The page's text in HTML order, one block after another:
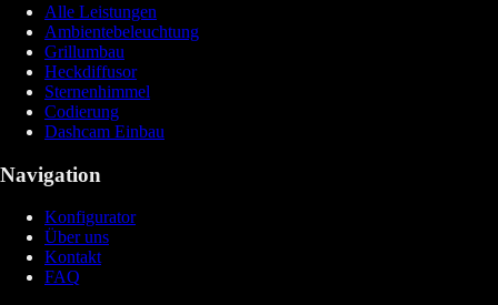
Alle Leistungen
Ambientebeleuchtung
Grillumbau
Heckdiffusor
Sternenhimmel
Codierung
Dashcam Einbau
Navigation
Konfigurator
Über uns
Kontakt
FAQ